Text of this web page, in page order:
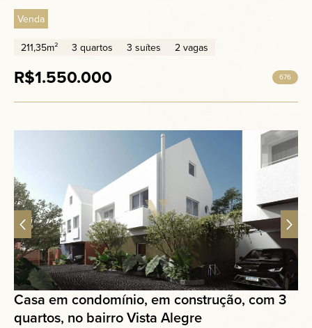
Venda
211,35m² 3 quartos 3 suítes 2 vagas
R$1.550.000 676
Casa em condomínio, em construção, com 3
quartos, no bairro Vista Alegre